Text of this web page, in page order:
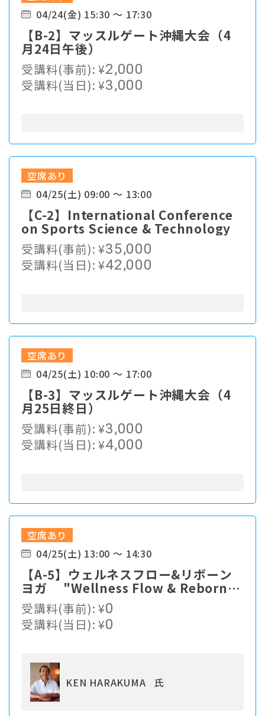
04/24(金) 15:30 ～ 17:30
【B-2】マッスルゲート沖縄大会（4
月24日午後）
受講料(事前):¥2,000
受講料(当日):¥3,000
空席あり
04/25(土) 09:00 ～ 13:00
【C-2】International Conference
on Sports Science & Technology
受講料(事前):¥35,000
受講料(当日):¥42,000
空席あり
04/25(土) 10:00 ～ 17:00
【B-3】マッスルゲート沖縄大会（4
月25日終日）
受講料(事前):¥3,000
受講料(当日):¥4,000
空席あり
04/25(土) 13:00 ～ 14:30
【A-5】ウェルネスフロー&リボーン
ヨガ "Wellness Flow & Reborn
Yoga"
受講料(事前):¥0
受講料(当日):¥0
KEN HARAKUMA 氏